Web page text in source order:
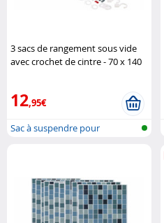
3 sacs de rangement sous vide
avec crochet de cintre - 70 x 140
12,95€
Sac à suspendre pour